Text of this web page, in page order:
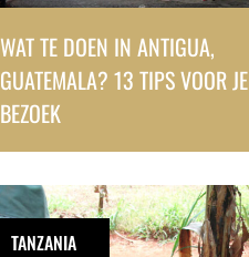
WAT TE DOEN IN ANTIGUA,
GUATEMALA? 13 TIPS VOOR JE
BEZOEK
TANZANIA